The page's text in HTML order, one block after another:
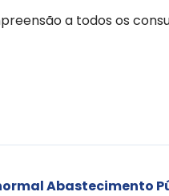
a todos os
Abastecimento